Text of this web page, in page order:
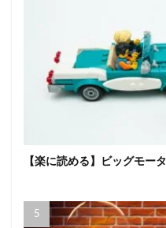
【楽に読める】ビッグモー